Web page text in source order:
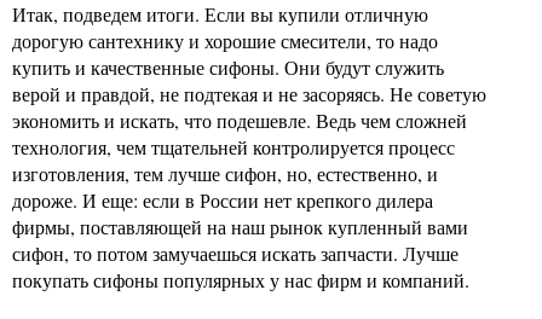
Итак, подведем итоги. Если вы купили отличную
дорогую сантехнику и хорошие смесители, то надо
купить и качественные сифоны. Они будут служить
верой и правдой, не подтекая и не засоряясь. Не советую
экономить и искать, что подешевле. Ведь чем сложней
технология, чем тщательней контролируется процесс
изготовления, тем лучше сифон, но, естественно, и
дороже. И еще: если в России нет крепкого дилера
фирмы, поставляющей на наш рынок купленный вами
сифон, то потом замучаешься искать запчасти. Лучше
покупать сифоны популярных у нас фирм и компаний.